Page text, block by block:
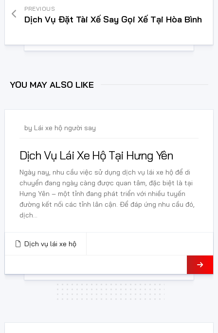
PREVIOUS
Dịch Vụ Đặt Tài Xế Say Gọi Xế Tại Hòa Bình
YOU MAY ALSO LIKE
by Lái xe hộ người say
Dịch Vụ Lái Xe Hộ Tại Hưng Yên
Ngày nay, nhu cầu việc sử dụng dịch vụ lái xe hộ để di
chuyển đang ngày càng được quan tâm, đặc biệt là tại
Hưng Yên – một tỉnh đang phát triển với nhiều tuyến
đường kết nối các tỉnh lân cận. Để đáp ứng nhu cầu đó,
dịch...
Dịch vụ lái xe hộ